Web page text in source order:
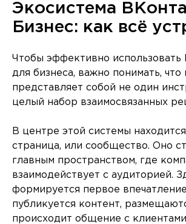
Экосистема
Бизнес: как всё
Чтобы эффективно использовать
для бизнеса, важно понимать,
представляет собой не один
целый набор взаимосвязанных
В центре этой системы
страница, или сообщество. Оно
главным пространством, где
взаимодействует с аудиторией.
формируется первое
публикуется контент,
происходит общение с